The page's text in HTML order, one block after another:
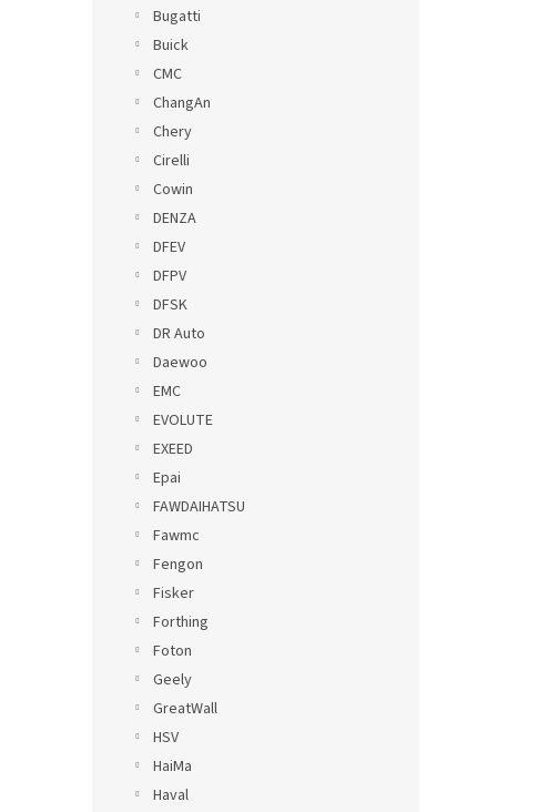
Bugatti
Buick
CMC
ChangAn
Chery
Cirelli
Cowin
DENZA
DFEV
DFPV
DFSK
DR Auto
Daewoo
EMC
EVOLUTE
EXEED
Epai
FAWDAIHATSU
Fawmc
Fengon
Fisker
Forthing
Foton
Geely
GreatWall
HSV
HaiMa
Haval